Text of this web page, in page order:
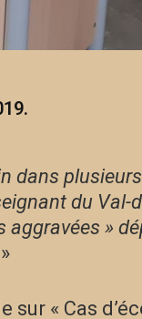
dans
du Val-
»
»
« Cas